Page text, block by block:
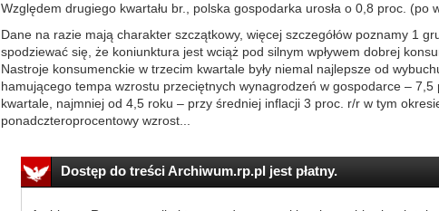
Względem drugiego kwartału br., polska gospodarka urosła o 0,8 proc. (po
Dane na razie mają charakter szczątkowy, więcej szczegółów poznamy 1
spodziewać się, że koniunktura jest wciąż pod silnym wpływem dobrej
Nastroje konsumenckie w trzecim kwartale były niemal najlepsze od
hamującego tempa wzrostu przeciętnych wynagrodzeń w gospodarce – 7,5
kwartale, najmniej od 4,5 roku – przy średniej inflacji 3 proc. r/r w tym
ponadczteroprocentowy wzrost...
Dostęp do treści Archiwum.rp.pl jest płatny.